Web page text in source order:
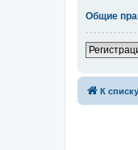
Общие
К